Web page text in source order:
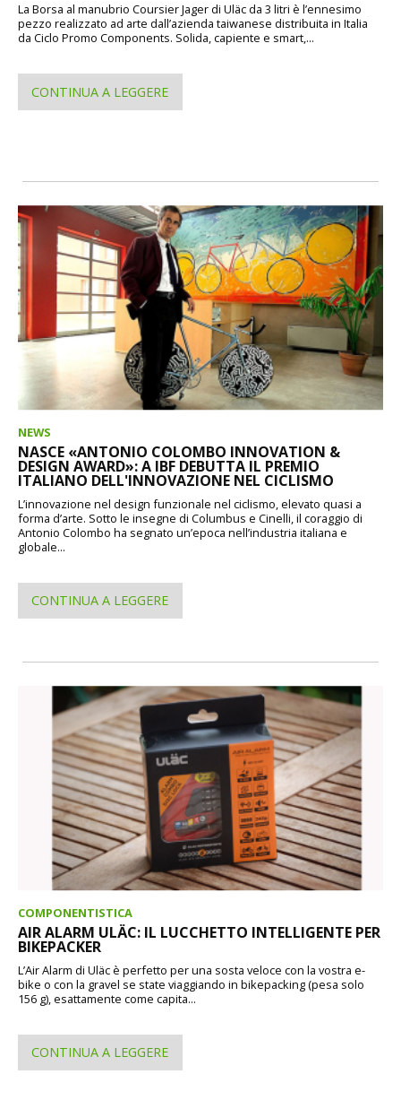
La Borsa al manubrio Coursier Jager di Uläc da 3 litri è l’ennesimo
pezzo realizzato ad arte dall’azienda taiwanese distribuita in Italia
da Ciclo Promo Components. Solida, capiente e smart,...
CONTINUA A LEGGERE
NEWS
NASCE «ANTONIO COLOMBO INNOVATION &
DESIGN AWARD»: A IBF DEBUTTA IL PREMIO
ITALIANO DELL'INNOVAZIONE NEL CICLISMO
L’innovazione nel design funzionale nel ciclismo, elevato quasi a
forma d’arte. Sotto le insegne di Columbus e Cinelli, il coraggio di
Antonio Colombo ha segnato un’epoca nell’industria italiana e
globale...
CONTINUA A LEGGERE
COMPONENTISTICA
AIR ALARM ULÄC: IL LUCCHETTO INTELLIGENTE PER
BIKEPACKER
L’Air Alarm di Uläc è perfetto per una sosta veloce con la vostra e-
bike o con la gravel se state viaggiando in bikepacking (pesa solo
156 g), esattamente come capita...
CONTINUA A LEGGERE